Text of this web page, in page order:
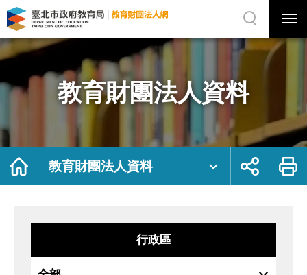
教
育
團
資
料
府
局
法
網
站
選
選
單
關
網
站
尋
教育財團法人資料
首
教育財團法人資料
展
鈕
列
行政區